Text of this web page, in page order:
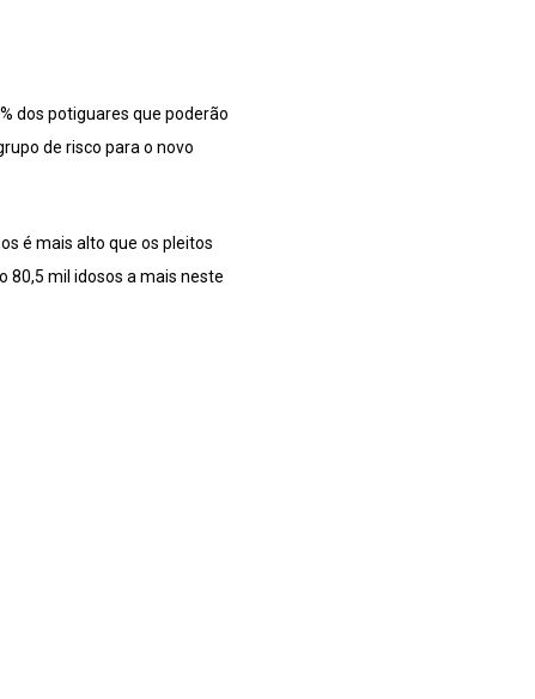
dos potiguares que poderão
de risco para o novo
é mais alto que os pleitos
80,5 mil idosos a mais neste